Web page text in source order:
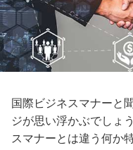
国際ビジネスマナーと
ジが思い浮かぶでしょ
スマナーとは違う何か